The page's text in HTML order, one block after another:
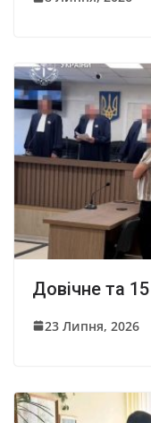
Довічне та 15
23 Липня, 2026